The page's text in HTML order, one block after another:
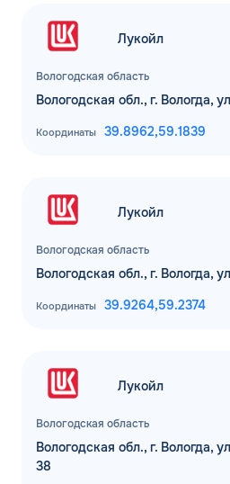
Вологодская область
Лукойл
Вологодская обл., г. Вологда,
Координаты 39.8962,59.1839
Вологодская область
Лукойл
Вологодская обл., г. Вологда,
Координаты 39.9264,59.2374
Вологодская область
Лукойл
Вологодская обл., г. Вологда,
38